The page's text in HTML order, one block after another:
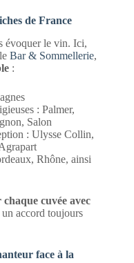
de France
évoquer le vin. Ici,
Bar & Sommellerie,
:
: Palmer,
Salon
: Ulysse Collin,
Rhône, ainsi
cuvée avec
accord toujours
face à la